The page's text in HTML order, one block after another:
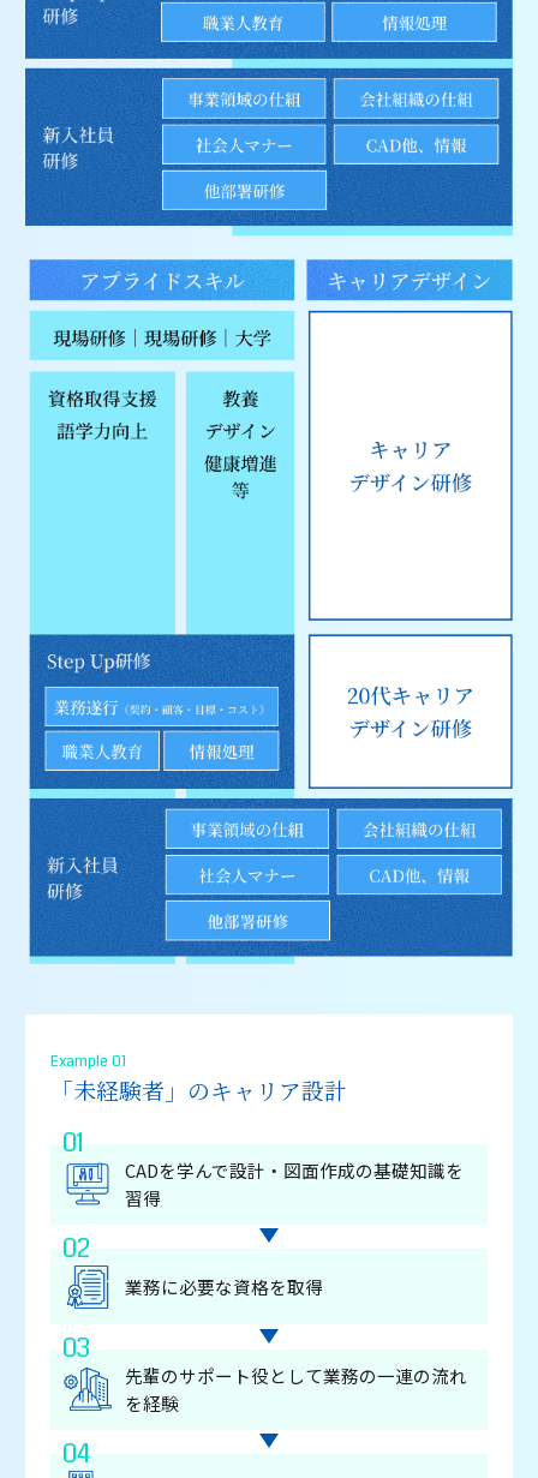
Example 01
「未経験者」のキャリア設計
01
CADを学んで設計・図⾯作成の基礎知識を
習得
02
業務に必要な資格を取得
03
先輩のサポート役として業務の⼀連の流れ
を経験
04